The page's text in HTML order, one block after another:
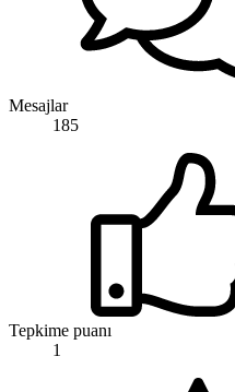
Mesajlar
185
Tepkime puanı
1